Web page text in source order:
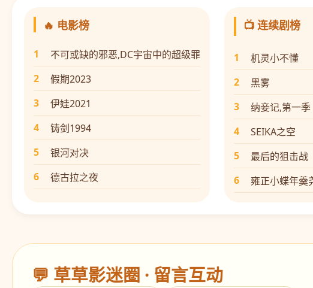
🔥 电影榜
1
不可或缺的邪恶,DC宇宙中的超级罪
2
假期2023
3
伊娃2021
4
铸剑1994
5
银河对决
6
德古拉之夜
📺 连续剧榜
1
机灵小不懂
2
黑雾
3
纳妾记,第一季
4
SEIKA之空
5
最后的狙击战
6
雍正小蝶年羹
💬 草草影迷圈 · 留言互动